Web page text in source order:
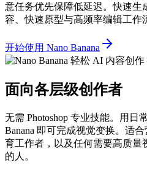
意任务优先保障低延迟。快速
容、快速原型与高频率编辑工作
开始使用 Nano Banana
面向各层级创作者
无需 Photoshop 专业技能。用日
Banana 即可完成视觉变换。适
育工作者，以及任何需要高质量
的人。